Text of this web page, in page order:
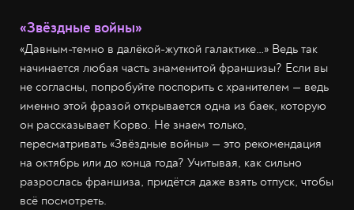
«Звёздные войны»
«Давным-темно в далёкой-жуткой галактике…» Ведь так
начинается любая часть знаменитой франшизы? Если вы
не согласны, попробуйте поспорить с хранителем — ведь
именно этой фразой открывается одна из баек, которую
он рассказывает Корво. Не знаем только,
пересматривать «Звёздные войны» — это рекомендация
на октябрь или до конца года? Учитывая, как сильно
разрослась франшиза, придётся даже взять отпуск, чтобы
всё посмотреть.